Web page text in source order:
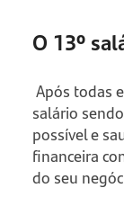
O 13º
Após todas
salário
possível e
financeira
do seu